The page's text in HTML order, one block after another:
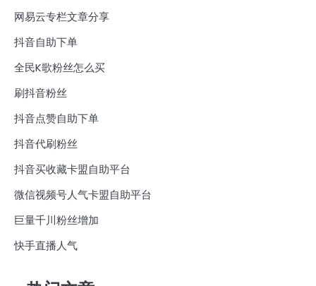
网易云专栏文章分享
抖音自助下单
全民K歌粉丝怎么买
刷抖音粉丝
抖音点赞自助下单
抖音代刷粉丝
抖音买收藏卡盟自助平台
微信视频号人气卡盟自助平台
巨量千川粉丝增加
快手直播人气